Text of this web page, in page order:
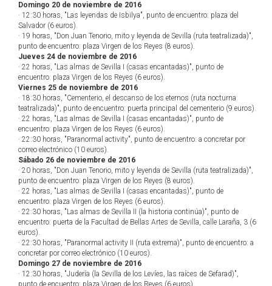
Domingo 20 de noviembre de 2016
· 12:30 horas, "Las leyendas de Isbilya", punto de encuentro: plaza del
Salvador (6 euros).
· 19 horas, "Don Juan Tenorio, mito y leyenda de Sevilla (ruta teatralizada)",
punto de encuentro: plaza Virgen de los Reyes (8 euros).
Jueves 24 de noviembre de 2016
· 22 horas, "Las almas de Sevilla I (casas encantadas)", punto de
encuentro: plaza Virgen de los Reyes (6 euros).
Viernes 25 de noviembre de 2016
· 18:30 horas, "Cementerio, el descanso de los eternos (ruta nocturna
teatralizada)", punto de encuentro: puerta principal del cementerio (9 euros).
· 22 horas, "Las almas de Sevilla I (casas encantadas)", punto de
encuentro: plaza Virgen de los Reyes (6 euros).
· 22:30 horas, "Paranormal activity", punto de encuentro: a concretar por
correo electrónico (10 euros).
Sábado 26 de noviembre de 2016
· 20 horas, "Don Juan Tenorio, mito y leyenda de Sevilla (ruta teatralizada)",
punto de encuentro: plaza Virgen de los Reyes (8 euros).
· 22 horas, "Las almas de Sevilla I (casas encantadas)", punto de
encuentro: plaza Virgen de los Reyes (6 euros).
· 22:30 horas, "Las almas de Sevilla II (la historia continúa)", punto de
encuentro: puerta de la Facultad de Bellas Artes de Sevilla, calle Laraña, 3 (6
euros).
· 22:30 horas, "Paranormal activity II (ruta extrema)", punto de encuentro: a
concretar por correo electrónico (10 euros).
Domingo 27 de noviembre de 2016
· 12:30 horas, "Judería (la Sevilla de los Levíes, las raíces de Sefarad)",
punto de encuentro: plaza Virgen de los Reyes (6 euros).